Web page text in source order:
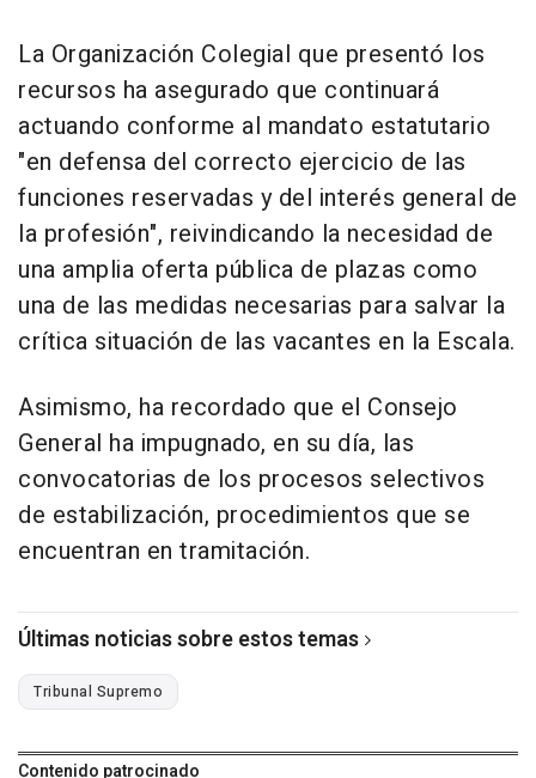
La Organización Colegial que presentó los
recursos ha asegurado que continuará
actuando conforme al mandato estatutario
"en defensa del correcto ejercicio de las
funciones reservadas y del interés general de
la profesión", reivindicando la necesidad de
una amplia oferta pública de plazas como
una de las medidas necesarias para salvar la
crítica situación de las vacantes en la Escala.
Asimismo, ha recordado que el Consejo
General ha impugnado, en su día, las
convocatorias de los procesos selectivos
de estabilización, procedimientos que se
encuentran en tramitación.
Últimas noticias sobre estos temas
Tribunal Supremo
Contenido patrocinado